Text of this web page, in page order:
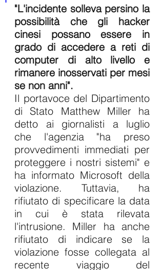
"L'incidente solleva persino la
possibilità che gli hacker
cinesi possano essere in
grado di accedere a reti di
computer di alto livello e
rimanere inosservati per mesi
se non anni".
Il portavoce del Dipartimento
di Stato Matthew Miller ha
detto ai giornalisti a luglio
che l'agenzia "ha preso
provvedimenti immediati per
proteggere i nostri sistemi" e
ha informato Microsoft della
violazione. Tuttavia, ha
rifiutato di specificare la data
in cui è stata rilevata
l'intrusione. Miller ha anche
rifiutato di indicare se la
violazione fosse collegata al
recente viaggio del